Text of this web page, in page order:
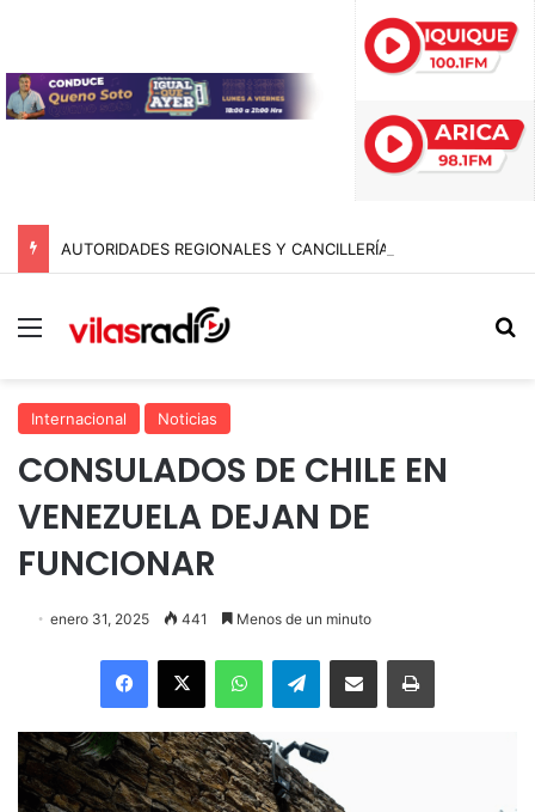
Menú
Internacional Noticias
CONSULADOS DE CHILE EN
VENEZUELA DEJAN DE
FUNCIONAR
enero 31, 2025 441 Menos de un minuto
Facebook
X WhatsAppTelegramEnviar vía email Imprimir